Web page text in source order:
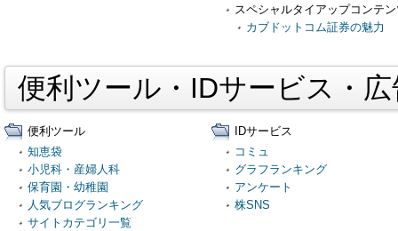
スペシャルタイアップコンテ
カブドットコム証券の魅力
便利ツール・IDサービス・
便利ツール
知恵袋
小児科・産婦人科
保育園・幼稚園
人気ブログランキング
サイトカテゴリ一覧
IDサービス
コミュ
グラフランキング
アンケート
株SNS